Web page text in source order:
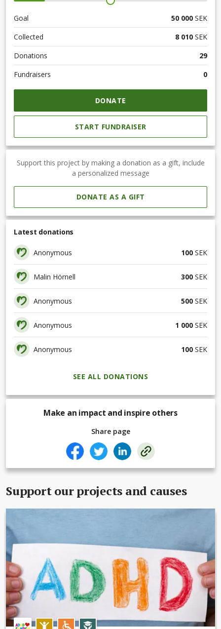
Goal 50 000 SEK
Collected
8 010 SEK
Donations
29
Fundraisers
0
DONATE
START FUNDRAISER
Support this project by making a donation as a gift, include
a personalized message
DONATE AS A GIFT
Latest donations
Anonymous 100 SEK
Malin Hörnell 300 SEK
Anonymous 500 SEK
Anonymous 1 000 SEK
Anonymous 100 SEK
SEE ALL DONATIONS
Make an impact and inspire others
Share page
Support our projects and causes